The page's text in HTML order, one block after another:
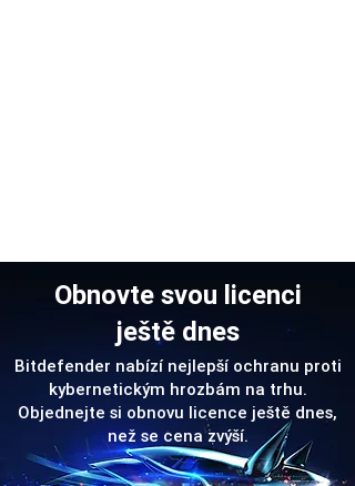
Obnovte svou licenci
ještě dnes
Bitdefender nabízí nejlepší ochranu proti
kybernetickým hrozbám na trhu.
Objednejte si obnovu licence ještě dnes,
než se cena zvýší.